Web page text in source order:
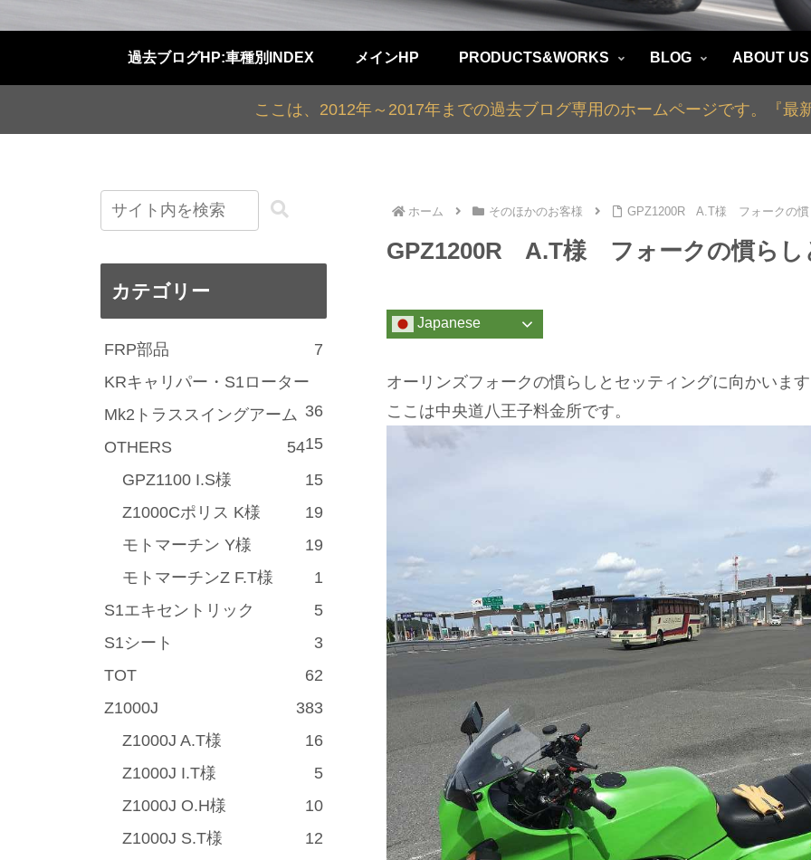
過去ブログHP:車種別INDEX メインHP PRODUCTS&WORKS BLOG ABOUT US
ここは、2012年～2017年までの過去ブログ専用のホームページです。『最
ホーム そのほかのお客様 GPZ1200R A.T様 フォークの慣
GPZ1200R A.T様 フォークの慣らし
Japanese
オーリンズフォークの慣らしとセッティングに向かいま
ここは中央道八王子料金所です。
カテゴリー
FRP部品
7
KRキャリパー・S1ローター
36
Mk2トラススイングアーム
15
OTHERS
54
GPZ1100 I.S様
15
Z1000Cポリス K様
19
モトマーチン Y様
19
モトマーチンZ F.T様
1
S1エキセントリック
5
S1シート
3
TOT
62
Z1000J
383
Z1000J A.T様
16
Z1000J I.T様
5
Z1000J O.H様
10
Z1000J S.T様
12